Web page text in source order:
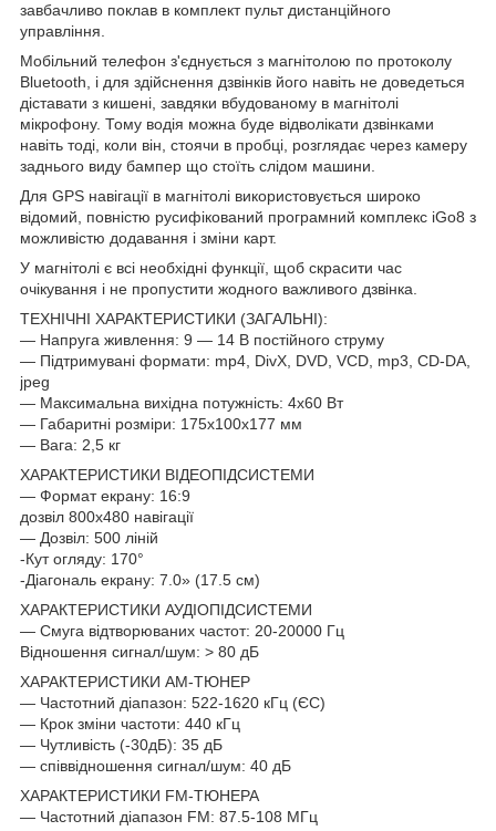
завбачливо поклав в комплект пульт дистанційного
управління.
Мобільний телефон з'єднується з магнітолою по протоколу
Bluetooth, і для здійснення дзвінків його навіть не доведеться
діставати з кишені, завдяки вбудованому в магнітолі
мікрофону. Тому водія можна буде відволікати дзвінками
навіть тоді, коли він, стоячи в пробці, розглядає через камеру
заднього виду бампер що стоїть слідом машини.
Для GPS навігації в магнітолі використовується широко
відомий, повністю русифікований програмний комплекс iGo8 з
можливістю додавання і зміни карт.
У магнітолі є всі необхідні функції, щоб скрасити час
очікування і не пропустити жодного важливого дзвінка.
ТЕХНІЧНІ ХАРАКТЕРИСТИКИ (ЗАГАЛЬНІ):
― Напруга живлення: 9 ― 14 В постійного струму
― Підтримувані формати: mp4, DivX, DVD, VCD, mp3, CD-DA,
jpeg
― Максимальна вихідна потужність: 4х60 Вт
― Габаритні розміри: 175х100х177 мм
― Вага: 2,5 кг
ХАРАКТЕРИСТИКИ ВІДЕОПІДСИСТЕМИ
― Формат екрану: 16:9
дозвіл 800х480 навігації
― Дозвіл: 500 ліній
-Кут огляду: 170°
-Діагональ екрану: 7.0» (17.5 см)
ХАРАКТЕРИСТИКИ АУДІОПІДСИСТЕМИ
― Смуга відтворюваних частот: 20-20000 Гц
Відношення сигнал/шум: > 80 дБ
ХАРАКТЕРИСТИКИ AM-ТЮНЕР
― Частотний діапазон: 522-1620 кГц (ЄС)
― Крок зміни частоти: 440 кГц
― Чутливість (-30дБ): 35 дБ
― співвідношення сигнал/шум: 40 дБ
ХАРАКТЕРИСТИКИ FM-ТЮНЕРА
― Частотний діапазон FM: 87.5-108 МГц